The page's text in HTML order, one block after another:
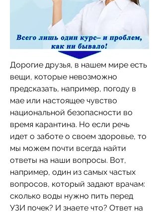
Дорогие друзья, в нашем мире есть
вещи, которые невозможно
предсказать, например, погоду в
мае или настоящее чувство
национальной безопасности во
время карантина. Но если речь
идет о заботе о своем здоровье, то
мы можем почти всегда найти
ответы на наши вопросы. Вот,
например, один из самых частых
вопросов, который задают врачам:
сколько воды нужно пить перед
УЗИ почек? И знаете что? Ответ на